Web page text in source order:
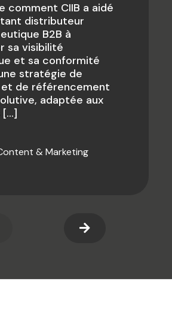
comment CIIB a aidé
distributeur
B2B à
sa visibilité
et sa conformité
stratégie de
de référencement
adaptée aux
[…]
& Marketing